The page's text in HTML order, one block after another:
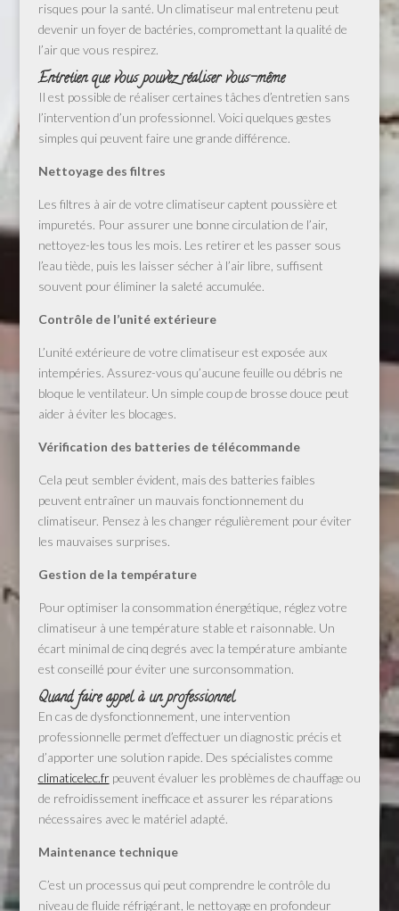
risques pour la santé. Un climatiseur mal entretenu peut
devenir un foyer de bactéries, compromettant la qualité de
l’air que vous respirez.
Entretien que vous pouvez réaliser vous-même
Il est possible de réaliser certaines tâches d’entretien sans
l’intervention d’un professionnel. Voici quelques gestes
simples qui peuvent faire une grande différence.
Nettoyage des filtres
Les filtres à air de votre climatiseur captent poussière et
impuretés. Pour assurer une bonne circulation de l’air,
nettoyez-les tous les mois. Les retirer et les passer sous
l’eau tiède, puis les laisser sécher à l’air libre, suffisent
souvent pour éliminer la saleté accumulée.
Contrôle de l’unité extérieure
L’unité extérieure de votre climatiseur est exposée aux
intempéries. Assurez-vous qu’aucune feuille ou débris ne
bloque le ventilateur. Un simple coup de brosse douce peut
aider à éviter les blocages.
Vérification des batteries de télécommande
Cela peut sembler évident, mais des batteries faibles
peuvent entraîner un mauvais fonctionnement du
climatiseur. Pensez à les changer régulièrement pour éviter
les mauvaises surprises.
Gestion de la température
Pour optimiser la consommation énergétique, réglez votre
climatiseur à une température stable et raisonnable. Un
écart minimal de cinq degrés avec la température ambiante
est conseillé pour éviter une surconsommation.
Quand faire appel à un professionnel
En cas de dysfonctionnement, une intervention
professionnelle permet d’effectuer un diagnostic précis et
d’apporter une solution rapide. Des spécialistes comme
climaticelec.frpeuvent évaluer les problèmes de chauffage ou
de refroidissement inefficace et assurer les réparations
nécessaires avec le matériel adapté.
Maintenance technique
C’est un processus qui peut comprendre le contrôle du
niveau de fluide réfrigérant, le nettoyage en profondeur